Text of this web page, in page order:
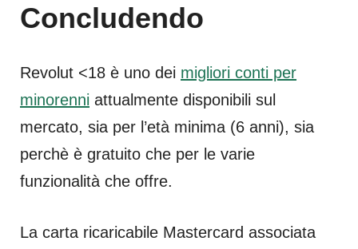
Concludendo
Revolut <18 è uno dei migliori conti per
minorenni attualmente disponibili sul
mercato, sia per l’età minima (6 anni), sia
perchè è gratuito che per le varie
funzionalità che offre.
La carta ricaricabile Mastercard associata